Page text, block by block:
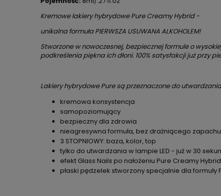
Kremowe lakiery hybrydowe Pure Creamy Hybrid -
unikalna formuła PIERWSZA USUWANA ALKOHOLEM!
Stworzone w nowoczesnej, bezpiecznej formule o
podkreślenia piękna ich dłoni. 100% satysfakcji już przy
Lakiery hybrydowe Pure są przeznaczone do
kremowa konsystencja
samopoziomujący
bezpieczny dla zdrowia
nieagresywna formuła, bez drażniącego zapachu
3 STOPNIOWY: baza, kolor, top
tylko do utwardzania w lampie LED - już w 30
efekt Glass Nails po nałożeniu Pure Creamy
płaski pędzelek stworzony specjalnie dla formuły